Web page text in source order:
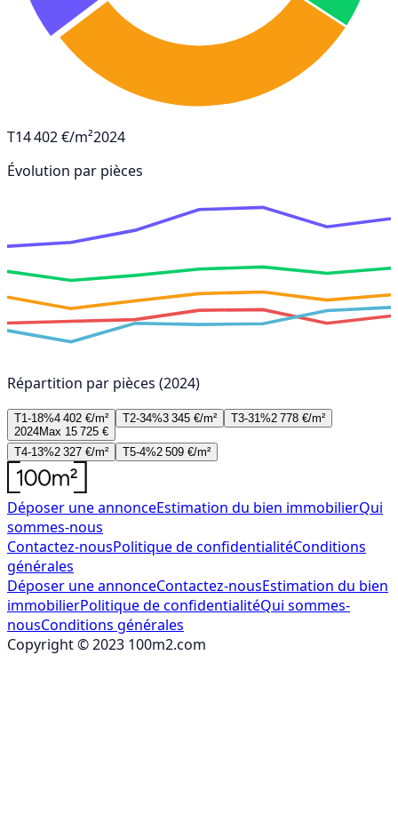
T14 402 €/m²2024
Évolution par pièces
Répartition par pièces (2024)
T1-18%4 402 €/m²
2024Max 15 725 €
T2-34%3 345 €/m² T3-31%2 778 €/m²
T4-13%2 327 €/m² T5-4%2 509 €/m²
Déposer une annonceEstimation du bien immobilierQui
sommes-nous
Contactez-nousPolitique de confidentialitéConditions
générales
Déposer une annonceContactez-nousEstimation du bien
immobilierPolitique de confidentialitéQui sommes-
nousConditions générales
Copyright © 2023 100m2.com